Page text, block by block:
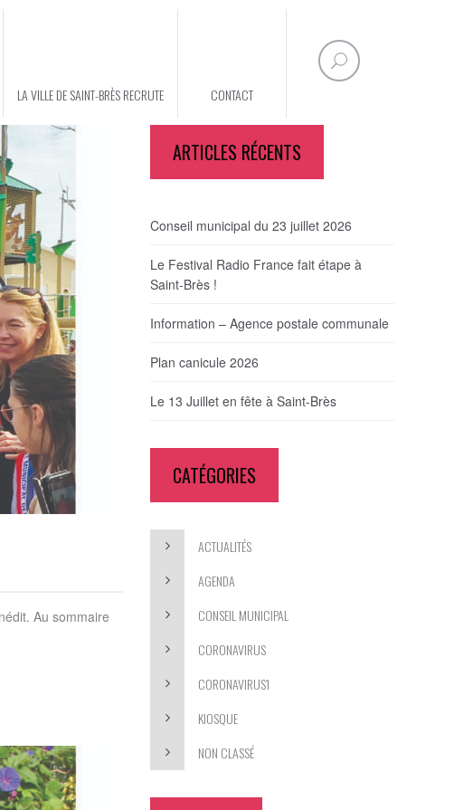
LA VILLE DE SAINT-BRÈS RECRUTE CONTACT
Au sommaire
ARTICLES RÉCENTS
Conseil municipal du 23 juillet 2026
Le Festival Radio France fait étape à
Saint-Brès !
Information – Agence postale communale
Plan canicule 2026
Le 13 Juillet en fête à Saint-Brès
CATÉGORIES
ACTUALITÉS
AGENDA
CONSEIL MUNICIPAL
CORONAVIRUS
CORONAVIRUS1
KIOSQUE
NON CLASSÉ